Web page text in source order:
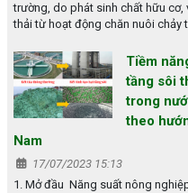
trường, do phát sinh chất hữu cơ,
thải từ hoạt động chăn nuôi
Tiềm
tầng sôi
trong
theo
Nam
17/07/2023 15:13
1. Mở đầu Năng suất nông